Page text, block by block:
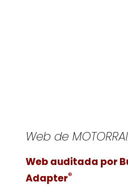
Web de
Web auditada por
Adapter®